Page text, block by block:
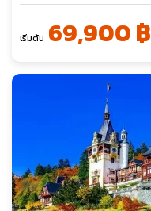
เริ่มต้น 69,900 ฿